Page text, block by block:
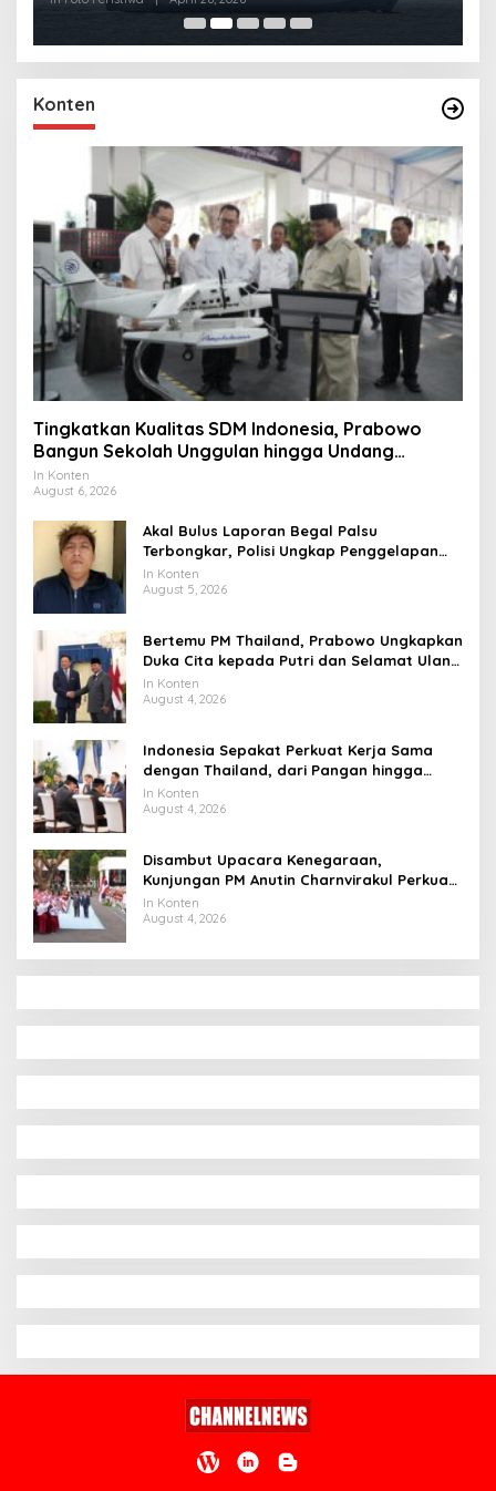
Konten
Tingkatkan Kualitas SDM Indonesia, Prabowo
Bangun Sekolah Unggulan hingga Undang
Universitas Terbaik Dunia
In Konten
August 6, 2026
Akal Bulus Laporan Begal Palsu
Terbongkar, Polisi Ungkap Penggelapan
Uang Perusahaan untuk Crypto
In Konten
August 5, 2026
Bertemu PM Thailand, Prabowo Ungkapkan
Duka Cita kepada Putri dan Selamat Ulang
Tahun ke Raja Thailand
In Konten
August 4, 2026
Indonesia Sepakat Perkuat Kerja Sama
dengan Thailand, dari Pangan hingga
Ekonomi Digital
In Konten
August 4, 2026
Disambut Upacara Kenegaraan,
Kunjungan PM Anutin Charnvirakul Perkuat
Hubungan Indonesia-Thailand
In Konten
August 4, 2026